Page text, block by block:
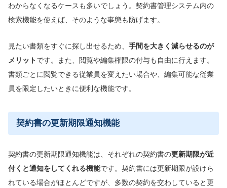
わからなくなるケースも多いでしょう。契約書管理システム内の
検索機能を使えば、そのような事態も防げます。
見たい書類をすぐに探し出せるため、 手間を大きく減らせるのが
メリットです。また、閲覧や編集権限の付与も自由に行えます。
書類ごとに閲覧できる従業員を変えたい場合や、編集可能な従業
員を限定したいときに便利な機能です。
契約書の更新期限通知機能
契約書の更新期限通知機能は、それぞれの契約書の更新期限が近
付くと通知をしてくれる機能です。契約書には更新期限が設けら
れている場合がほとんどですが、多数の契約を交わしていると更